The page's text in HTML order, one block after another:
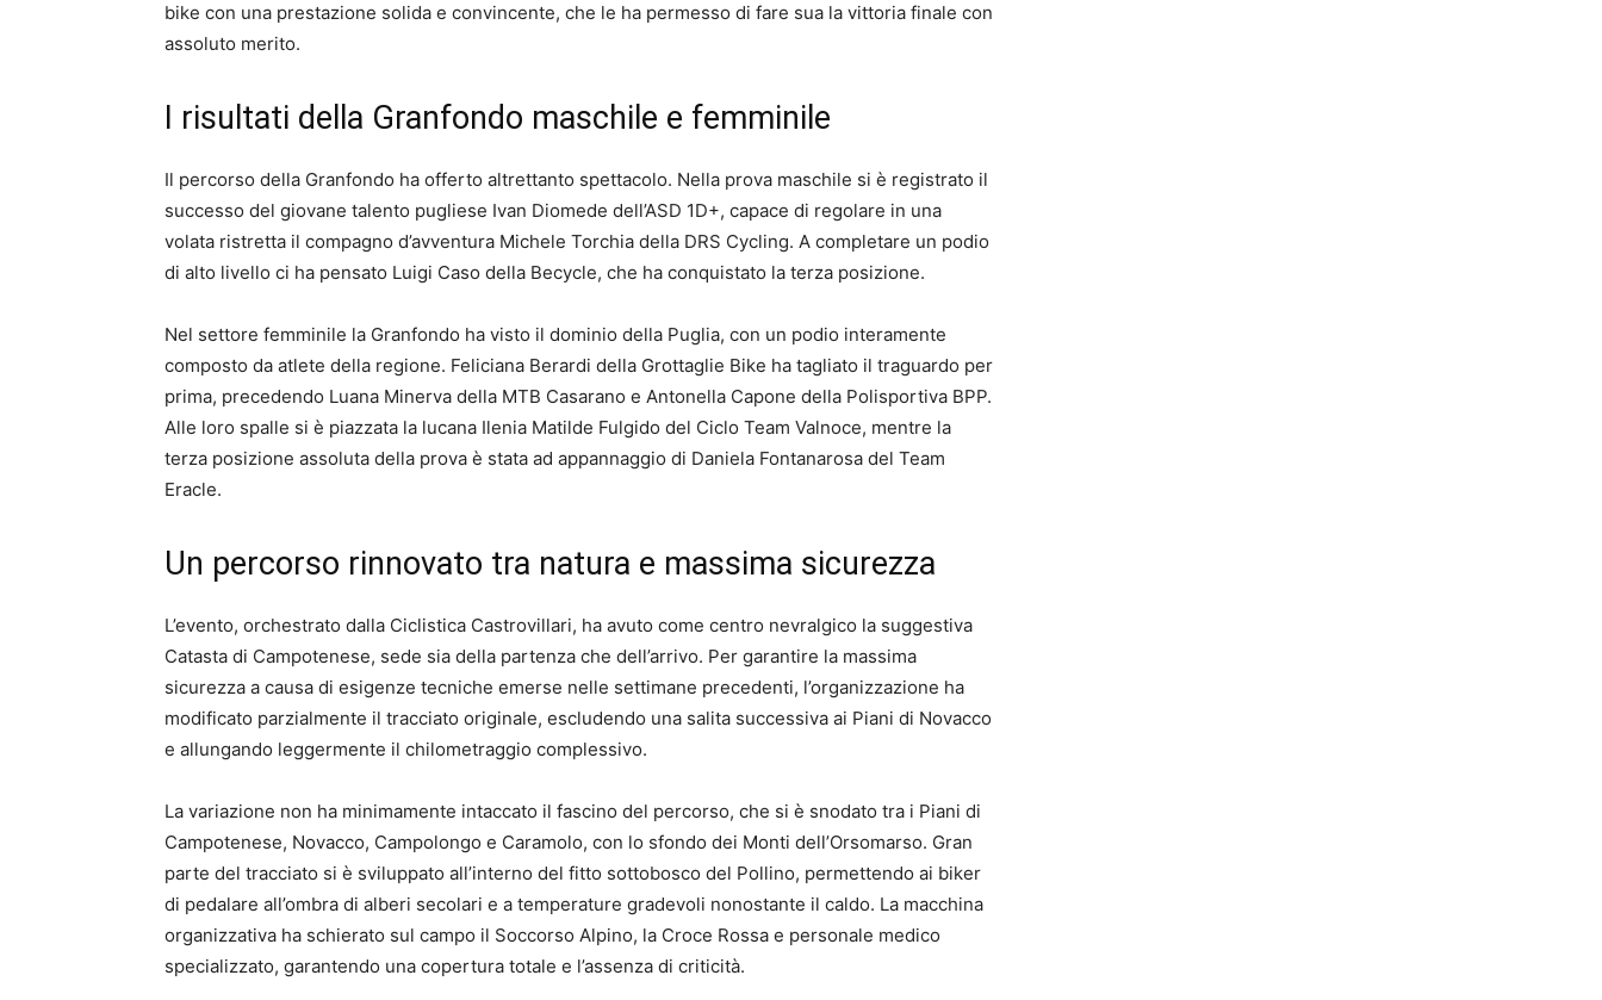
bike con una prestazione solida e convincente, che le ha permesso di fare sua la vittoria finale con
assoluto merito.
I risultati della Granfondo maschile e femminile
Il percorso della Granfondo ha offerto altrettanto spettacolo. Nella prova maschile si è registrato il
successo del giovane talento pugliese Ivan Diomede dell’ASD 1D+, capace di regolare in una
volata ristretta il compagno d’avventura Michele Torchia della DRS Cycling. A completare un podio
di alto livello ci ha pensato Luigi Caso della Becycle, che ha conquistato la terza posizione.
Nel settore femminile la Granfondo ha visto il dominio della Puglia, con un podio interamente
composto da atlete della regione. Feliciana Berardi della Grottaglie Bike ha tagliato il traguardo per
prima, precedendo Luana Minerva della MTB Casarano e Antonella Capone della Polisportiva BPP.
Alle loro spalle si è piazzata la lucana Ilenia Matilde Fulgido del Ciclo Team Valnoce, mentre la
terza posizione assoluta della prova è stata ad appannaggio di Daniela Fontanarosa del Team
Eracle.
Un percorso rinnovato tra natura e massima sicurezza
L’evento, orchestrato dalla Ciclistica Castrovillari, ha avuto come centro nevralgico la suggestiva
Catasta di Campotenese, sede sia della partenza che dell’arrivo. Per garantire la massima
sicurezza a causa di esigenze tecniche emerse nelle settimane precedenti, l’organizzazione ha
modificato parzialmente il tracciato originale, escludendo una salita successiva ai Piani di Novacco
e allungando leggermente il chilometraggio complessivo.
La variazione non ha minimamente intaccato il fascino del percorso, che si è snodato tra i Piani di
Campotenese, Novacco, Campolongo e Caramolo, con lo sfondo dei Monti dell’Orsomarso. Gran
parte del tracciato si è sviluppato all’interno del fitto sottobosco del Pollino, permettendo ai biker
di pedalare all’ombra di alberi secolari e a temperature gradevoli nonostante il caldo. La macchina
organizzativa ha schierato sul campo il Soccorso Alpino, la Croce Rossa e personale medico
specializzato, garantendo una copertura totale e l’assenza di criticità.